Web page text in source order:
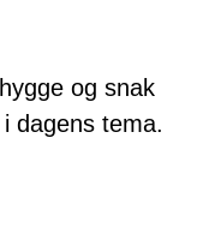
og snak
dagens tema.